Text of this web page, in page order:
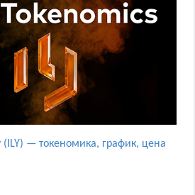
— токеномика, график, цена